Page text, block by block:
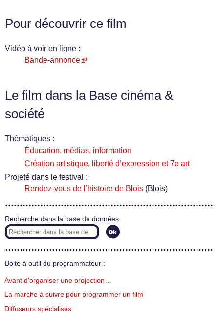
Pour découvrir ce film
Vidéo à voir en ligne :
Bande-annonce
Le film dans la Base cinéma &
société
Thématiques :
Éducation, médias, information
Création artistique, liberté d’expression et 7e art
Projeté dans le festival :
Rendez-vous de l’histoire de Blois (Blois)
Recherche dans la base de données
Boite à outil du programmateur :
Avant d’organiser une projection…
La marche à suivre pour programmer un film
Diffuseurs spécialisés